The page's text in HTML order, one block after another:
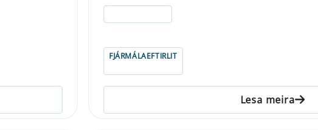
FJÁRMÁLAEFTIRLIT
Lesa meira